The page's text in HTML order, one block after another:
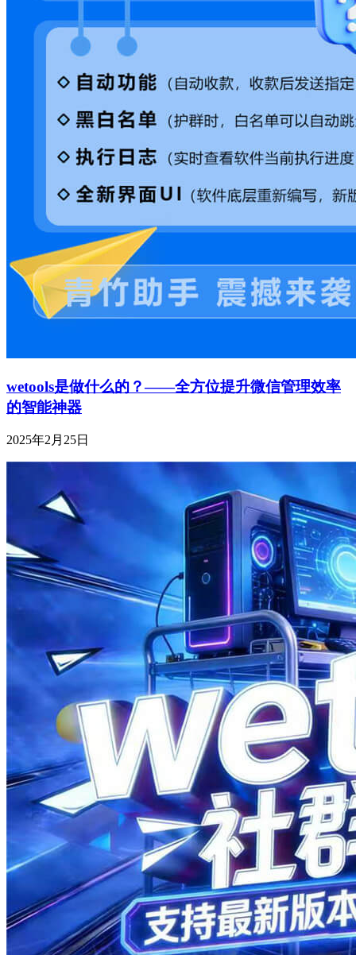
wetools是做什么的？——全方位提升微信管理效率
的智能神器
2025年2月25日